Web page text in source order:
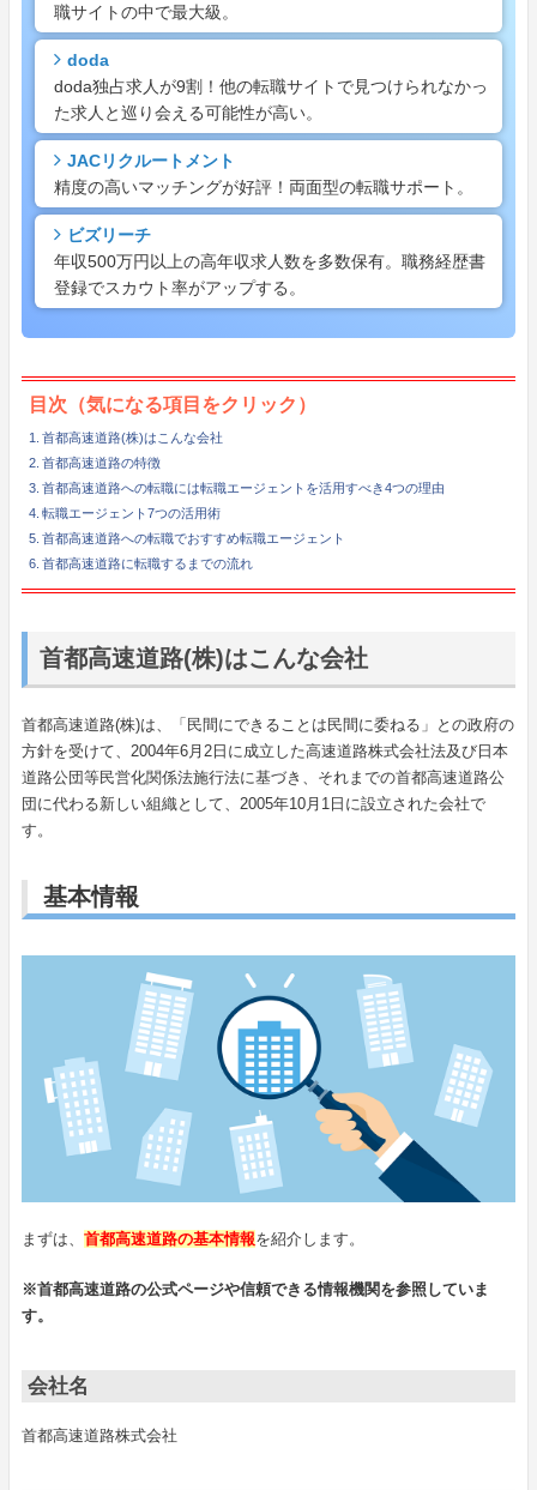
職サイトの中で最大級。
doda
doda独占求人が9割！他の転職サイトで見つけられなかっ
た求人と巡り会える可能性が高い。
JACリクルートメント
精度の高いマッチングが好評！両面型の転職サポート。
ビズリーチ
年収500万円以上の高年収求人数を多数保有。職務経歴書
登録でスカウト率がアップする。
目次（気になる項目をクリック）
首都高速道路(株)はこんな会社
首都高速道路の特徴
首都高速道路への転職には転職エージェントを活用すべき4つの理由
転職エージェント7つの活用術
首都高速道路への転職でおすすめ転職エージェント
首都高速道路に転職するまでの流れ
首都高速道路(株)はこんな会社
首都高速道路(株)は、「民間にできることは民間に委ねる」との政府の
方針を受けて、2004年6月2日に成立した高速道路株式会社法及び日本
道路公団等民営化関係法施行法に基づき、それまでの首都高速道路公
団に代わる新しい組織として、2005年10月1日に設立された会社で
す。
基本情報
まずは、 首都高速道路の基本情報を紹介します。
※首都高速道路の公式ページや信頼できる情報機関を参照していま
す。
会社名
首都高速道路株式会社